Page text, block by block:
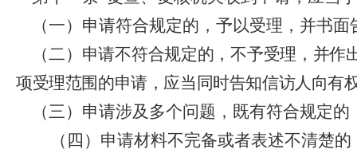
（一）申请符合规定的，予以受理，并书
（二）申请不符合规定的，不予受理，并
项受理范围的申请，应当同时告知信访人向有
（三）申请涉及多个问题，既有符合规定
（四）申请材料不完备或者表述不清楚